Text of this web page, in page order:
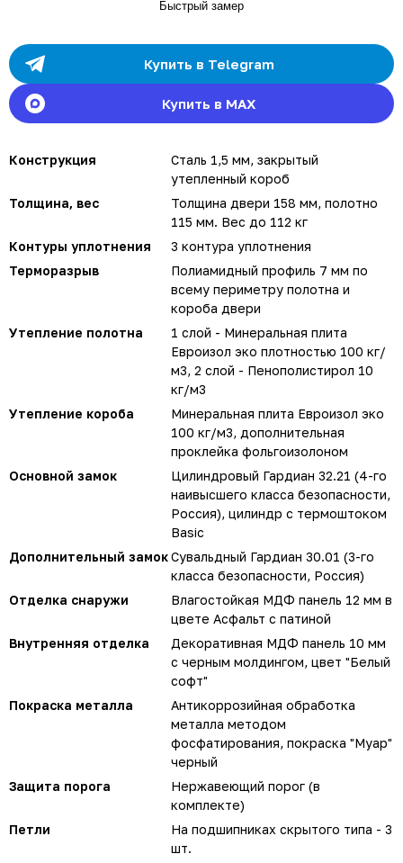
Быстрый замер
Купить в Telegram
Купить в MAX
Конструкция
Сталь 1,5 мм, закрытый
утепленный короб
Толщина, вес
Толщина двери 158 мм, полотно
115 мм. Вес до 112 кг
Контуры уплотнения
3 контура уплотнения
Терморазрыв
Полиамидный профиль 7 мм по
всему периметру полотна и
короба двери
Утепление полотна
1 слой - Минеральная плита
Евроизол эко плотностью 100 кг/
м3, 2 слой - Пенополистирол 10
кг/м3
Утепление короба
Минеральная плита Евроизол эко
100 кг/м3, дополнительная
проклейка фольгоизолоном
Основной замок
Цилиндровый Гардиан 32.21 (4-го
наивысшего класса безопасности,
Россия), цилиндр с термоштоком
Basic
Дополнительный замокСувальдный Гардиан 30.01 (3-го
класса безопасности, Россия)
Отделка снаружи
Влагостойкая МДФ панель 12 мм в
цвете Асфальт с патиной
Внутренняя отделка
Декоративная МДФ панель 10 мм
с черным молдингом, цвет "Белый
софт"
Покраска металла
Антикоррозийная обработка
металла методом
фосфатирования, покраска "Муар"
черный
Защита порога
Нержавеющий порог (в
комплекте)
Петли
На подшипниках скрытого типа - 3
шт.